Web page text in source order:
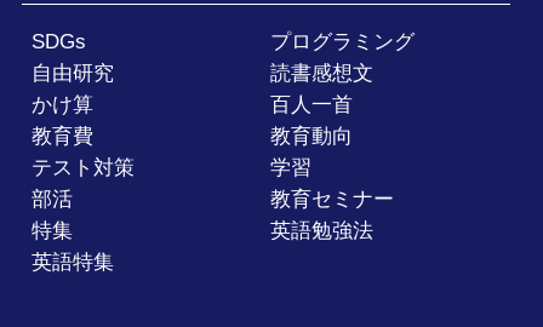
SDGs
プログラミング
自由研究
読書感想文
かけ算
百人一首
教育費
教育動向
テスト対策
学習
部活
教育セミナー
特集
英語勉強法
英語特集